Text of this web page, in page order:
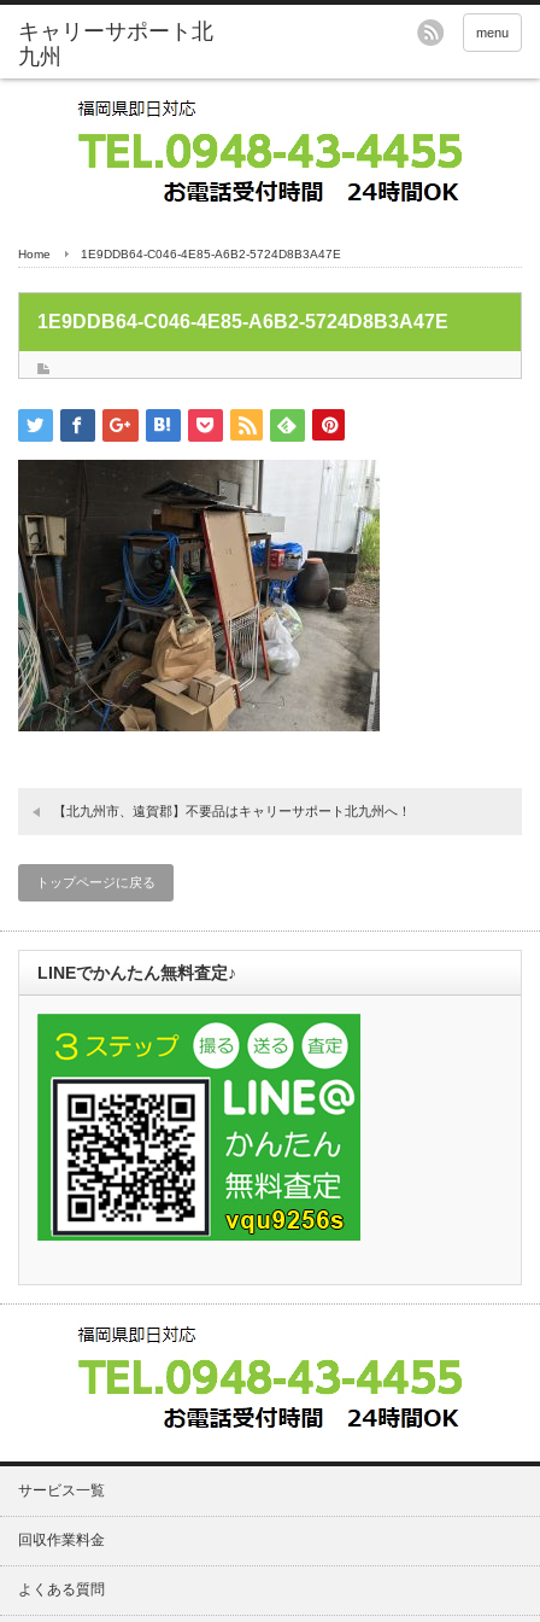
menu
Home 1E9DDB64-C046-4E85-A6B2-5724D8B3A47E
1E9DDB64-C046-4E85-A6B2-5724D8B3A47E
【北九州市、遠賀郡】不要品はキャリーサポート北九州へ！
トップページに戻る
LINEでかんたん無料査定♪
サービス一覧
回収作業料金
よくある質問